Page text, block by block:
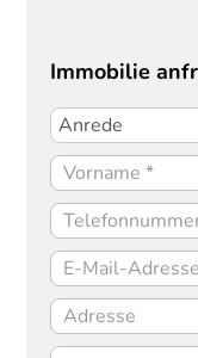
Immobilie